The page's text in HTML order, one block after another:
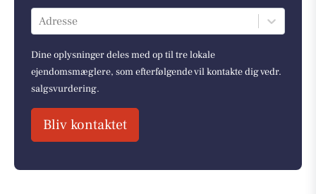
Adresse
Dine oplysninger deles med op til tre lokale
ejendomsmæglere, som efterfølgende vil kontakte dig vedr.
salgsvurdering.
Bliv kontaktet